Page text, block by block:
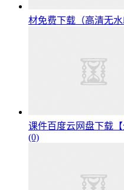
材免费下载（高清无水
课件百度云网盘下载【
(0)